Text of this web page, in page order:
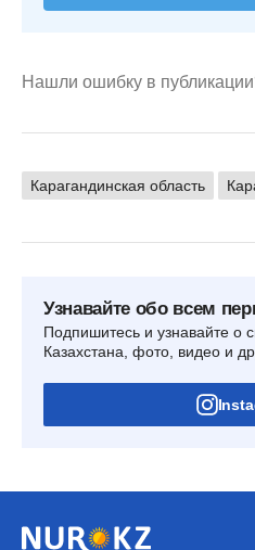
Нашли ошибку в
Карагандинская область
Узнавайте обо всем
Подпишитесь и узнавайте о
Казахстана, фото, видео и